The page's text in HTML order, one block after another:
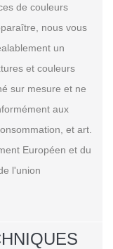
de couleurs
nous vous
un
et couleurs
sur mesure et ne
aux
et art.
Européen et du
l'union